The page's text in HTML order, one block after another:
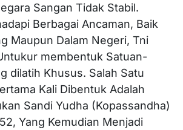
Sangan Tidak Stabil.
Berbagai Ancaman, Baik
Maupun Dalam Negeri, Tni
membentuk Satuan-
dilatih Khusus. Salah Satu
Kali Dibentuk Adalah
Sandi Yudha (Kopassandha)
Yang Kemudian Menjadi